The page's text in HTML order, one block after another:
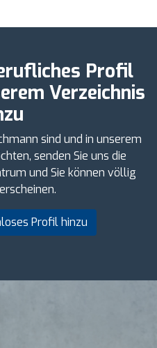
Profil
Verzeichnis
sind und in unserem
senden Sie uns die
und Sie können völlig
Profil hinzu